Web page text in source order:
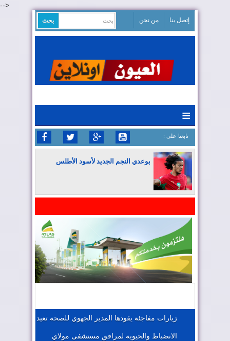
-->
إتصل بنا من نحن
≡
: تابعنا على
بوعدي النجم الجديد لأسود الأطلس
المغرب يعزز موقعه في صناعة الطيران
زيارات مفاجئة يقودها المدير الجهوي للصحة تعيد
الانضباط والحيوية لمرافق مستشفى مولاي